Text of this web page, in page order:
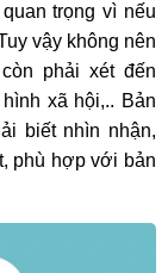
trọng vì nếu
vậy không nên
phải xét đến
xã hội,.. Bản
biết nhìn nhận,
phù hợp với bản